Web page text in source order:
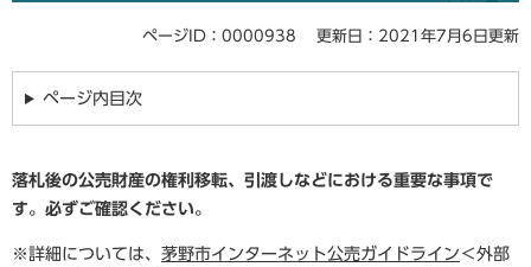
ページID：0000938 更新日：2021年7月6日更新
ページ内目次
落札後の公売財産の権利移転、引渡しなどにおける重要な事項で
す。必ずご確認ください。
※詳細については、 茅野市インターネット公売ガイドライン ＜外部